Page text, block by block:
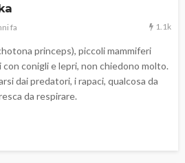
fa 1.1k
princeps), piccoli mammiferi
conigli e lepri, non chiedono molto.
dai predatori, i rapaci, qualcosa da
da respirare.